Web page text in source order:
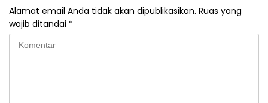
Alamat email Anda tidak akan dipublikasikan. Ruas yang
wajib ditandai *